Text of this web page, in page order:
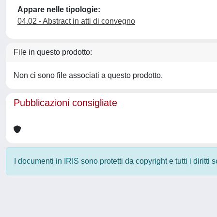
Appare nelle tipologie:
04.02 - Abstract in atti di convegno
File in questo prodotto:
Non ci sono file associati a questo prodotto.
Pubblicazioni consigliate
I documenti in IRIS sono protetti da copyright e tutti i diritti